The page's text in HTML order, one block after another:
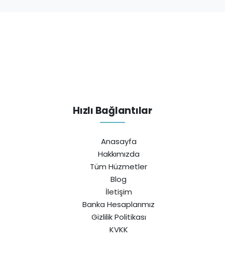
Hızlı Bağlantılar
Anasayfa
Hakkımızda
Tüm Hüzmetler
Blog
İletişim
Banka Hesaplarımız
Gizlilik Politikası
KVKK